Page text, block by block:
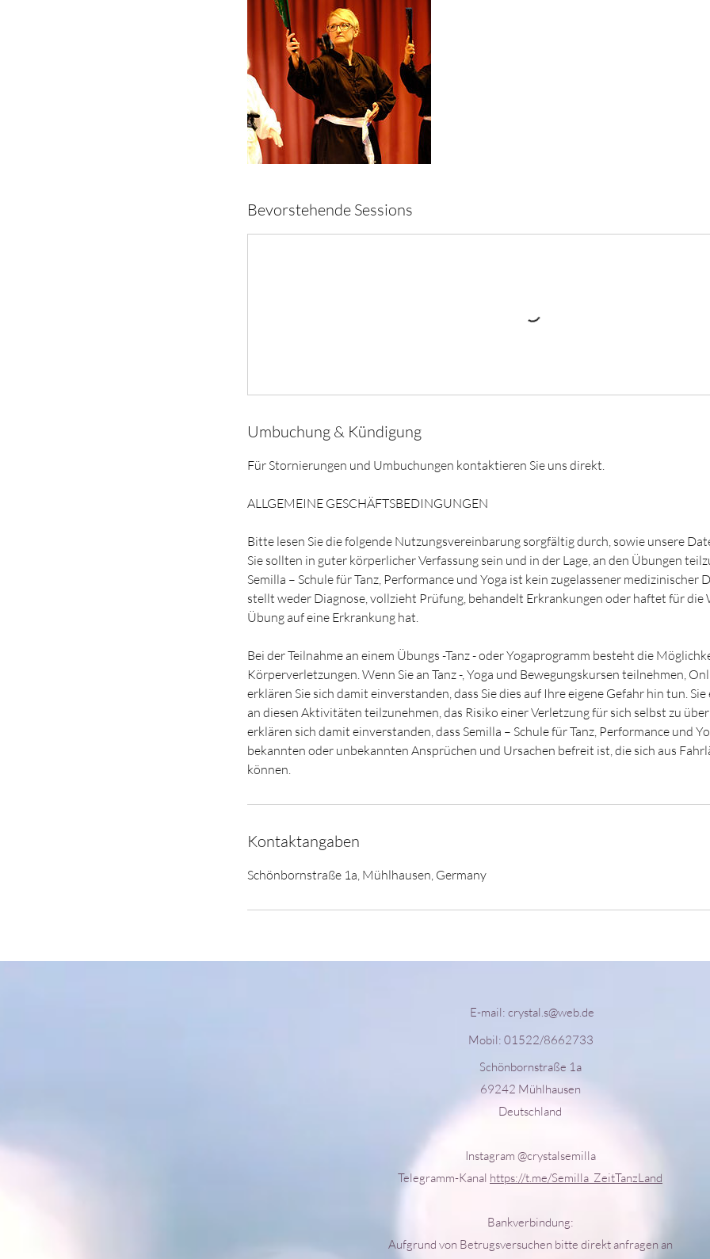
Bevorstehende Sessions
Umbuchung & Kündigung
Für Stornierungen und Umbuchungen kontaktieren Sie uns direkt.
ALLGEMEINE GESCHÄFTSBEDINGUNGEN
Bitte lesen Sie die folgende Nutzungsvereinbarung sorgfältig durch, sowie unsere
Sie sollten in guter körperlicher Verfassung sein und in der Lage, an den Übungen
Semilla – Schule für Tanz, Performance und Yoga ist kein zugelassener medizinischer
stellt weder Diagnose, vollzieht Prüfung, behandelt Erkrankungen oder haftet für die
Übung auf eine Erkrankung hat.
Bei der Teilnahme an einem Übungs -Tanz - oder Yogaprogramm besteht die
Körperverletzungen. Wenn Sie an Tanz -, Yoga und Bewegungskursen teilnehmen,
erklären Sie sich damit einverstanden, dass Sie dies auf Ihre eigene Gefahr hin tun.
an diesen Aktivitäten teilzunehmen, das Risiko einer Verletzung für sich selbst zu
erklären sich damit einverstanden, dass Semilla – Schule für Tanz, Performance und
bekannten oder unbekannten Ansprüchen und Ursachen befreit ist, die sich aus
können.
Kontaktangaben
Schönbornstraße 1a, Mühlhausen, Germany
E-mail: crystal.s@web.de
Mobil: 01522/8662733
Schönbornstraße 1a
69242 Mühlhausen
Deutschland
Instagram @crystalsemilla
Telegramm-Kanal https://t.me/Semilla_ZeitTanzLand
Bankverbindung:
Aufgrund von Betrugsversuchen bitte direkt anfragen an